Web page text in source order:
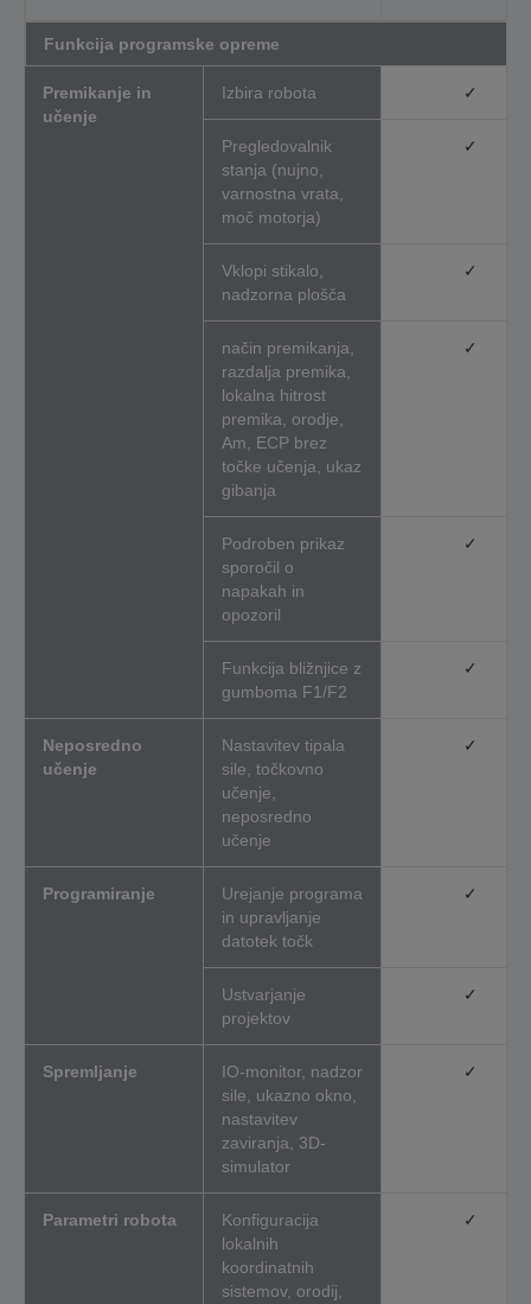
Funkcija programske opreme
Premikanje in
učenje
Izbira robota ✓
Pregledovalnik
stanja (nujno,
varnostna vrata,
moč motorja)
✓
Vklopi stikalo,
nadzorna plošča
✓
način premikanja,
razdalja premika,
lokalna hitrost
premika, orodje,
Am, ECP brez
točke učenja, ukaz
gibanja
✓
Podroben prikaz
sporočil o
napakah in
opozoril
✓
Funkcija bližnjice z
gumboma F1/F2
✓
Neposredno
učenje
Nastavitev tipala
sile, točkovno
učenje,
neposredno
učenje
✓
Programiranje
Urejanje programa
in upravljanje
datotek točk
✓
Ustvarjanje
projektov
✓
Spremljanje
IO-monitor, nadzor
sile, ukazno okno,
nastavitev
zaviranja, 3D-
simulator
✓
Parametri robota
Konfiguracija
lokalnih
koordinatnih
sistemov, orodij,
✓